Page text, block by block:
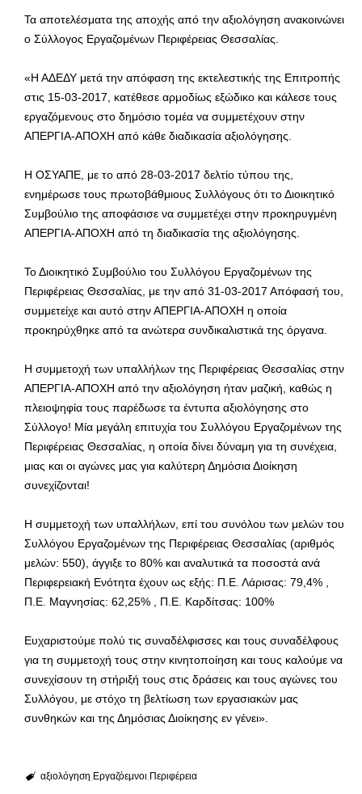
Τα αποτελέσματα της αποχής από την αξιολόγηση ανακοινώνει
ο Σύλλογος Εργαζομένων Περιφέρειας Θεσσαλίας.
«Η ΑΔΕΔΥ μετά την απόφαση της εκτελεστικής της Επιτροπής
στις 15-03-2017, κατέθεσε αρμοδίως εξώδικο και κάλεσε τους
εργαζόμενους στο δημόσιο τομέα να συμμετέχουν στην
ΑΠΕΡΓΙΑ-ΑΠΟΧΗ από κάθε διαδικασία αξιολόγησης.
H ΟΣΥΑΠΕ, με το από 28-03-2017 δελτίο τύπου της,
ενημέρωσε τους πρωτοβάθμιους Συλλόγους ότι το Διοικητικό
Συμβούλιο της αποφάσισε να συμμετέχει στην προκηρυγμένη
ΑΠΕΡΓΙΑ-ΑΠΟΧΗ από τη διαδικασία της αξιολόγησης.
Το Διοικητικό Συμβούλιο του Συλλόγου Εργαζομένων της
Περιφέρειας Θεσσαλίας, με την από 31-03-2017 Απόφασή του,
συμμετείχε και αυτό στην ΑΠΕΡΓΙΑ-ΑΠΟΧΗ η οποία
προκηρύχθηκε από τα ανώτερα συνδικαλιστικά της όργανα.
Η συμμετοχή των υπαλλήλων της Περιφέρειας Θεσσαλίας στην
ΑΠΕΡΓΙΑ-ΑΠΟΧΗ από την αξιολόγηση ήταν μαζική, καθώς η
πλειοψηφία τους παρέδωσε τα έντυπα αξιολόγησης στο
Σύλλογο! Μία μεγάλη επιτυχία του Συλλόγου Εργαζομένων της
Περιφέρειας Θεσσαλίας, η οποία δίνει δύναμη για τη συνέχεια,
μιας και οι αγώνες μας για καλύτερη Δημόσια Διοίκηση
συνεχίζονται!
Η συμμετοχή των υπαλλήλων, επί του συνόλου των μελών του
Συλλόγου Εργαζομένων της Περιφέρειας Θεσσαλίας (αριθμός
μελών: 550), άγγιξε το 80% και αναλυτικά τα ποσοστά ανά
Περιφερειακή Ενότητα έχουν ως εξής: Π.Ε. Λάρισας: 79,4% ,
Π.Ε. Μαγνησίας: 62,25% , Π.Ε. Καρδίτσας: 100%
Ευχαριστούμε πολύ τις συναδέλφισσες και τους συναδέλφους
για τη συμμετοχή τους στην κινητοποίηση και τους καλούμε να
συνεχίσουν τη στήριξή τους στις δράσεις και τους αγώνες του
Συλλόγου, με στόχο τη βελτίωση των εργασιακών μας
συνθηκών και της Δημόσιας Διοίκησης εν γένει».
αξιολόγηση Εργαζόεμνοι Περιφέρεια